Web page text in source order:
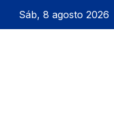
Sáb, 8 agosto 2026